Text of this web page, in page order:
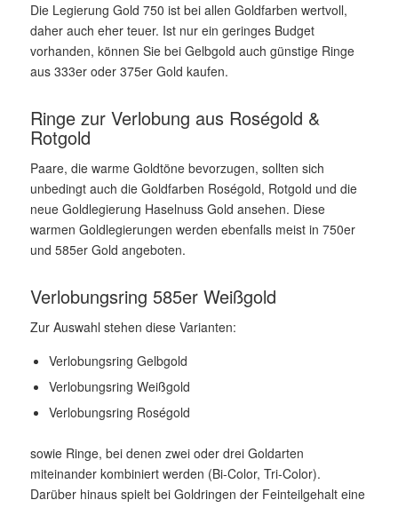
Die Legierung Gold 750 ist bei allen Goldfarben wertvoll,
daher auch eher teuer. Ist nur ein geringes Budget
vorhanden, können Sie bei Gelbgold auch günstige Ringe
aus 333er oder 375er Gold kaufen.
Ringe zur Verlobung aus Roségold &
Rotgold
Paare, die warme Goldtöne bevorzugen, sollten sich
unbedingt auch die Goldfarben Roségold, Rotgold und die
neue Goldlegierung Haselnuss Gold ansehen. Diese
warmen Goldlegierungen werden ebenfalls meist in 750er
und 585er Gold angeboten.
Verlobungsring 585er Weißgold
Zur Auswahl stehen diese Varianten:
Verlobungsring Gelbgold
Verlobungsring Weißgold
Verlobungsring Roségold
sowie Ringe, bei denen zwei oder drei Goldarten
miteinander kombiniert werden (Bi-Color, Tri-Color).
Darüber hinaus spielt bei Goldringen der Feinteilgehalt eine